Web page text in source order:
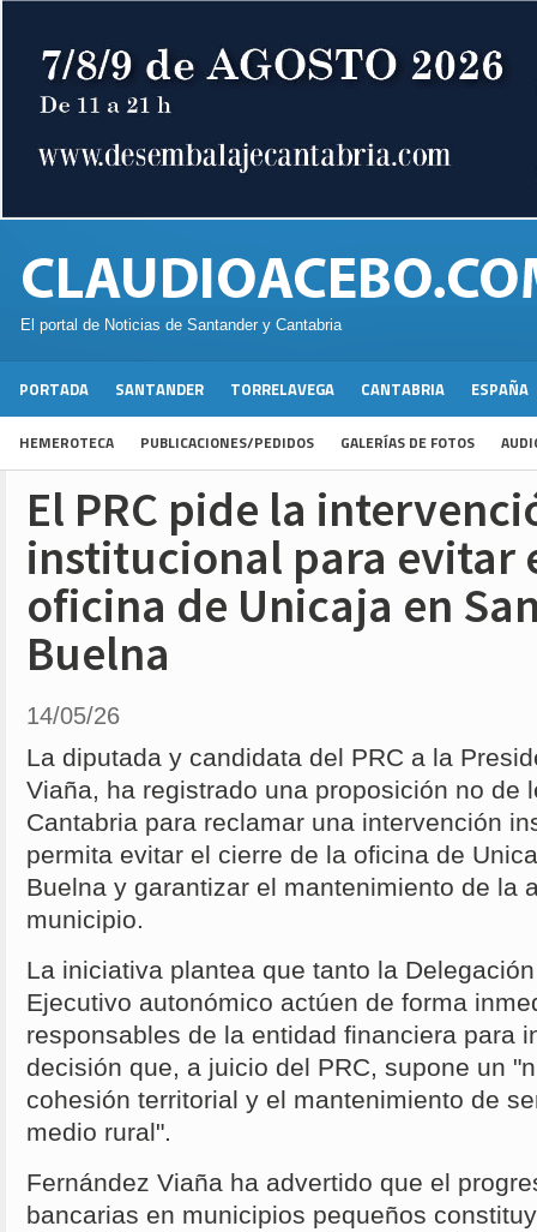
El portal de Noticias de Santander y Cantabria
PORTADA SANTANDER TORRELAVEGA CANTABRIA ESPAÑA
HEMEROTECA PUBLICACIONES/PEDIDOS GALERÍAS DE FOTOS
El PRC pide la
institucional para evitar
oficina de Unicaja en
Buelna
14/05/26
La diputada y candidata del PRC a la
Viaña, ha registrado una proposición no de
Cantabria para reclamar una intervención
permita evitar el cierre de la oficina de
Buelna y garantizar el mantenimiento de la
municipio.
La iniciativa plantea que tanto la
Ejecutivo autonómico actúen de forma
responsables de la entidad financiera para
decisión que, a juicio del PRC, supone un
cohesión territorial y el mantenimiento de
medio rural".
Fernández Viaña ha advertido que el
bancarias en municipios pequeños